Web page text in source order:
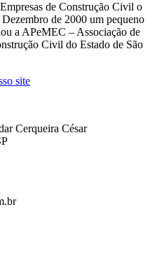
de Construção Civil o
de 2000 um pequeno
a APeMEC – Associação de
Civil do Estado de São
site
Cerqueira César